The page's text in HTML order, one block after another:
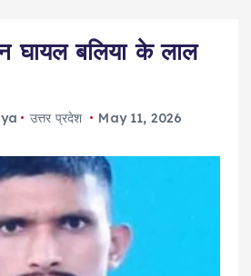
घायल बलिया के लाल
उत्तर प्रदेश May 11, 2026